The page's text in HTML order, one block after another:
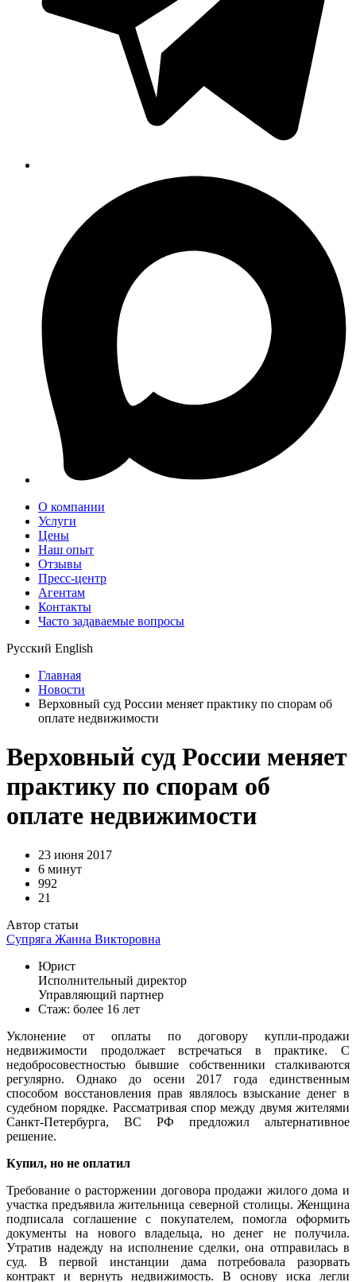
О компании
Услуги
Цены
Наш опыт
Отзывы
Пресс-центр
Агентам
Контакты
Часто задаваемые вопросы
Русский English
Главная
Новости
Верховный суд России меняет практику по спорам об
оплате недвижимости
Верховный суд России меняет
практику по спорам об
оплате недвижимости
23 июня 2017
6 минут
992
21
Автор статьи
Супряга Жанна Викторовна
Юрист
Исполнительный директор
Управляющий партнер
Стаж: более 16 лет
Уклонение от оплаты по договору купли-продажи
недвижимости продолжает встречаться в практике. С
недобросовестностью бывшие собственники сталкиваются
регулярно. Однако до осени 2017 года единственным
способом восстановления прав являлось взыскание денег в
судебном порядке. Рассматривая спор между двумя жителями
Санкт-Петербурга, ВС РФ предложил альтернативное
решение.
Купил, но не оплатил
Требование о расторжении договора продажи жилого дома и
участка предъявила жительница северной столицы. Женщина
подписала соглашение с покупателем, помогла оформить
документы на нового владельца, но денег не получила.
Утратив надежду на исполнение сделки, она отправилась в
суд. В первой инстанции дама потребовала разорвать
контракт и вернуть недвижимость. В основу иска легли